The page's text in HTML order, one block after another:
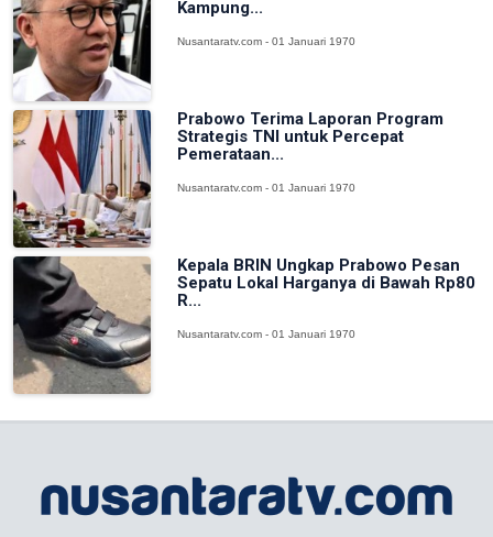
Kampung...
Nusantaratv.com - 01 Januari 1970
Prabowo Terima Laporan Program
Strategis TNI untuk Percepat
Pemerataan...
Nusantaratv.com - 01 Januari 1970
Kepala BRIN Ungkap Prabowo Pesan
Sepatu Lokal Harganya di Bawah Rp80
R...
Nusantaratv.com - 01 Januari 1970